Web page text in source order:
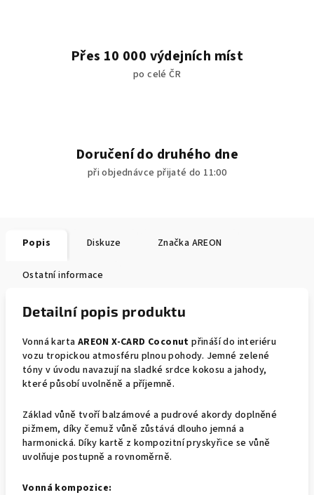
Přes 10 000 výdejních míst
po celé ČR
Doručení do druhého dne
při objednávce přijaté do 11:00
Popis Diskuze Značka AREON
Ostatní informace
Detailní popis produktu
Vonná karta AREON X-CARD Coconut přináší do interiéru
vozu tropickou atmosféru plnou pohody. Jemné zelené
tóny v úvodu navazují na sladké srdce kokosu a jahody,
které působí uvolněně a příjemně.
Základ vůně tvoří balzámové a pudrové akordy doplněné
pižmem, díky čemuž vůně zůstává dlouho jemná a
harmonická. Díky kartě z kompozitní pryskyřice se vůně
uvolňuje postupně a rovnoměrně.
Vonná kompozice: